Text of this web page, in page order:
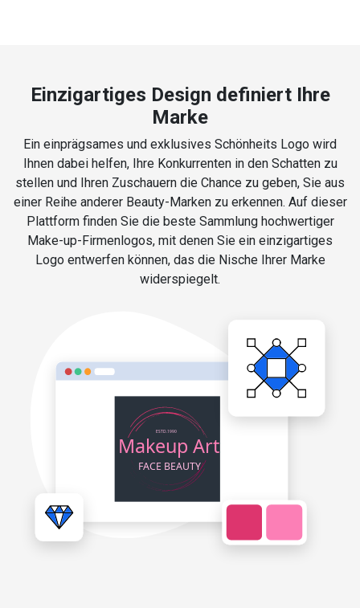
Einzigartiges Design definiert Ihre
Marke
Ein einprägsames und exklusives Schönheits Logo wird
Ihnen dabei helfen, Ihre Konkurrenten in den Schatten zu
stellen und Ihren Zuschauern die Chance zu geben, Sie aus
einer Reihe anderer Beauty-Marken zu erkennen. Auf dieser
Plattform finden Sie die beste Sammlung hochwertiger
Make-up-Firmenlogos, mit denen Sie ein einzigartiges
Logo entwerfen können, das die Nische Ihrer Marke
widerspiegelt.